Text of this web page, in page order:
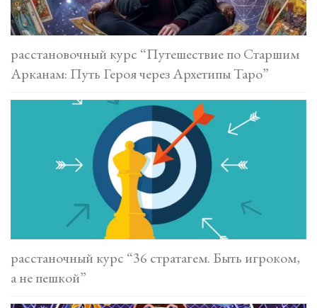
расстановочный курс “Путешествие по Старшим
Арканам: Путь Героя через Архетипы Таро”
расстаночный курс “36 стратагем. Быть игроком,
а не пешкой”